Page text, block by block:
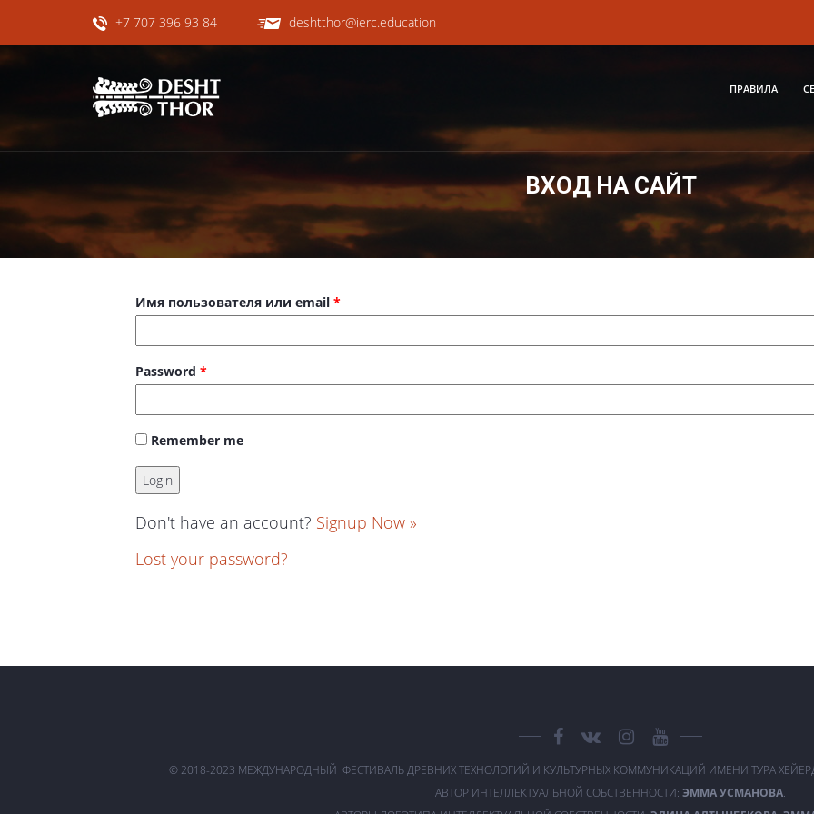
+7 707 396 93 84 deshtthor@ierc.education
ПРАВИЛА
ВХОД НА САЙТ
Имя пользователя или email*
Password*
Remember me
Don't have an account? Signup Now »
Lost your password?
© 2018-2023 МЕЖДУНАРОДНЫЙ ФЕСТИВАЛЬ ДРЕВНИХ ТЕХНОЛОГИЙ И КУЛЬТУРНЫХ КОММУНИКАЦИЙ ИМЕНИ ТУРА
АВТОР ИНТЕЛЛЕКТУАЛЬНОЙ СОБСТВЕННОСТИ: ЭММА УСМАНОВА.